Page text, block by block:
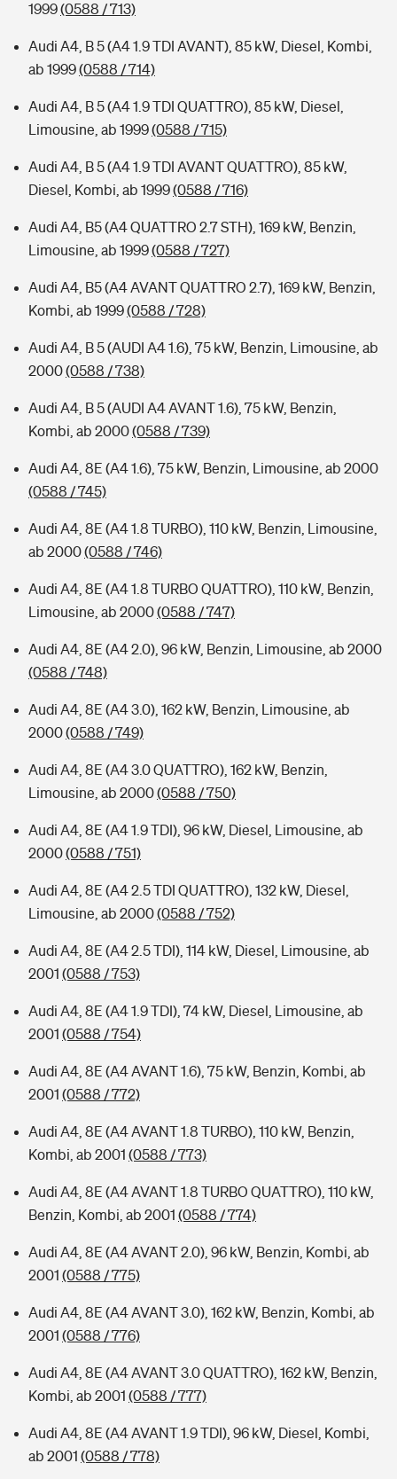
1999(0588 / 713)
Audi A4, B 5 (A4 1.9 TDI AVANT), 85 kW, Diesel, Kombi,
ab 1999(0588 / 714)
Audi A4, B 5 (A4 1.9 TDI QUATTRO), 85 kW, Diesel,
Limousine, ab 1999(0588 / 715)
Audi A4, B 5 (A4 1.9 TDI AVANT QUATTRO), 85 kW,
Diesel, Kombi, ab 1999(0588 / 716)
Audi A4, B5 (A4 QUATTRO 2.7 STH), 169 kW, Benzin,
Limousine, ab 1999(0588 / 727)
Audi A4, B5 (A4 AVANT QUATTRO 2.7), 169 kW, Benzin,
Kombi, ab 1999(0588 / 728)
Audi A4, B 5 (AUDI A4 1.6), 75 kW, Benzin, Limousine, ab
2000(0588 / 738)
Audi A4, B 5 (AUDI A4 AVANT 1.6), 75 kW, Benzin,
Kombi, ab 2000(0588 / 739)
Audi A4, 8E (A4 1.6), 75 kW, Benzin, Limousine, ab 2000
(0588 / 745)
Audi A4, 8E (A4 1.8 TURBO), 110 kW, Benzin, Limousine,
ab 2000(0588 / 746)
Audi A4, 8E (A4 1.8 TURBO QUATTRO), 110 kW, Benzin,
Limousine, ab 2000(0588 / 747)
Audi A4, 8E (A4 2.0), 96 kW, Benzin, Limousine, ab 2000
(0588 / 748)
Audi A4, 8E (A4 3.0), 162 kW, Benzin, Limousine, ab
2000(0588 / 749)
Audi A4, 8E (A4 3.0 QUATTRO), 162 kW, Benzin,
Limousine, ab 2000(0588 / 750)
Audi A4, 8E (A4 1.9 TDI), 96 kW, Diesel, Limousine, ab
2000(0588 / 751)
Audi A4, 8E (A4 2.5 TDI QUATTRO), 132 kW, Diesel,
Limousine, ab 2000(0588 / 752)
Audi A4, 8E (A4 2.5 TDI), 114 kW, Diesel, Limousine, ab
2001 (0588 / 753)
Audi A4, 8E (A4 1.9 TDI), 74 kW, Diesel, Limousine, ab
2001 (0588 / 754)
Audi A4, 8E (A4 AVANT 1.6), 75 kW, Benzin, Kombi, ab
2001 (0588 / 772)
Audi A4, 8E (A4 AVANT 1.8 TURBO), 110 kW, Benzin,
Kombi, ab 2001 (0588 / 773)
Audi A4, 8E (A4 AVANT 1.8 TURBO QUATTRO), 110 kW,
Benzin, Kombi, ab 2001 (0588 / 774)
Audi A4, 8E (A4 AVANT 2.0), 96 kW, Benzin, Kombi, ab
2001 (0588 / 775)
Audi A4, 8E (A4 AVANT 3.0), 162 kW, Benzin, Kombi, ab
2001 (0588 / 776)
Audi A4, 8E (A4 AVANT 3.0 QUATTRO), 162 kW, Benzin,
Kombi, ab 2001 (0588 / 777)
Audi A4, 8E (A4 AVANT 1.9 TDI), 96 kW, Diesel, Kombi,
ab 2001 (0588 / 778)